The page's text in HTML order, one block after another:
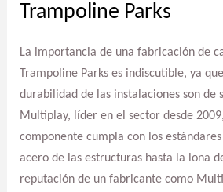
Trampoline Parks
La importancia de una fabricación de
Trampoline Parks es indiscutible, ya
durabilidad de las instalaciones son de
Multiplay, líder en el sector desde
componente cumpla con los estándares
acero de las estructuras hasta la lona
reputación de un fabricante como